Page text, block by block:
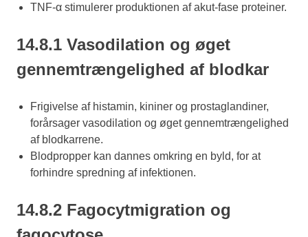
TNF-α stimulerer produktionen af akut-fase proteiner.
14.8.1 Vasodilation og øget
gennemtrængelighed af blodkar
Frigivelse af histamin, kininer og prostaglandiner,
forårsager vasodilation og øget gennemtrængelighed
af blodkarrene.
Blodpropper kan dannes omkring en byld, for at
forhindre spredning af infektionen.
14.8.2 Fagocytmigration og